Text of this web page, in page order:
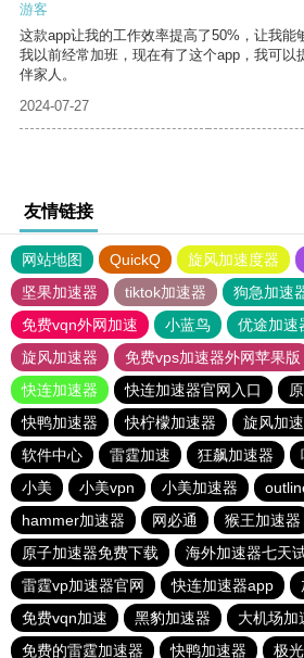
游客
这款app让我的工作效率提高了50%，让我能
我以前经常加班，现在有了这个app，我可以
伴家人。
2024-07-27
友情链接
网站地图 QuickQ 旋风加速度器
坚果加速器
tiktok加速器
狗急加速
免费vqn外网加速
小蓝鸟 优途加速
旋风加速器
免费vps加速器外网苹果版
快连加速器
快连加速器官网入口
快鸭加速器
快柠檬加速器 旋风加
软件中心
雷霆加速 狂飙加速器
小美
小美vpn 小美加速器
hammer加速器
网必通 猴王加速器
原子加速器免费下载
海外加速器七天
雷霆vp加速器官网
快连加速器app
免费vqn加速
黑豹加速器
大机场加
免费的雷霆加速器
快鸭加速器 极